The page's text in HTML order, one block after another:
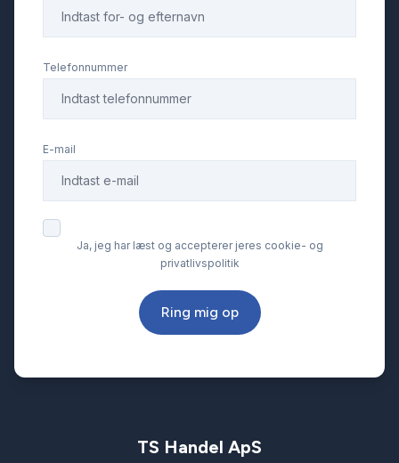
Telefonnummer
E-mail
Ja, jeg har læst og accepterer jeres cookie- og
privatlivspolitik
Ring mig op
TS Handel ApS